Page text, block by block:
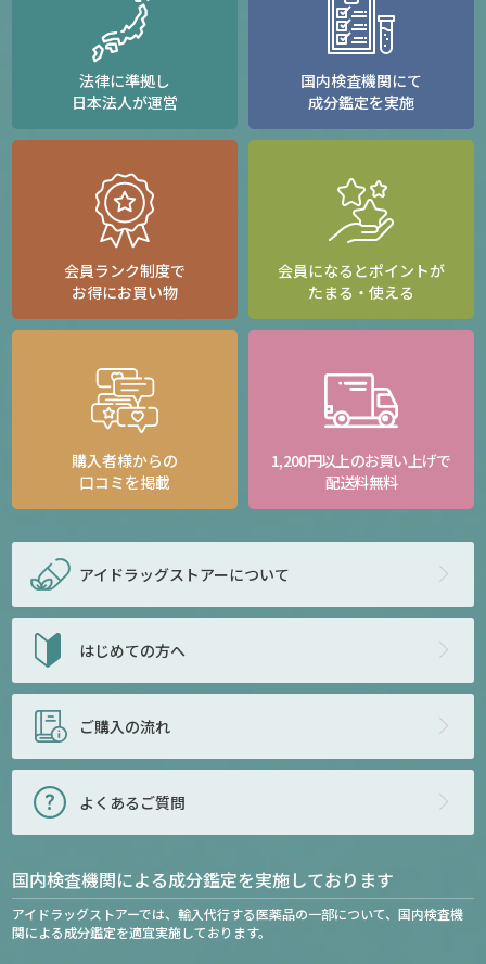
法律に準拠し
日本法人が運営
国内検査機関にて
成分鑑定を実施
会員ランク制度で
お得にお買い物
会員になるとポイントが
たまる・使える
購入者様からの
口コミを掲載
1,200円以上のお買い上げで
配送料無料
アイドラッグストアーについて
はじめての方へ
ご購入の流れ
よくあるご質問
国内検査機関による成分鑑定を実施しております
アイドラッグストアーでは、輸入代行する医薬品の一部について、国内検査機
関による成分鑑定を適宜実施しております。